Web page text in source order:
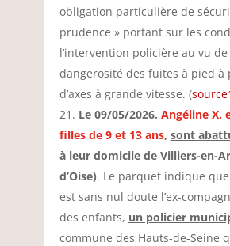
obligation particulière de
prudence » portant sur les
l’intervention policière au vu de
dangerosité des fuites à pied à
d’axes à grande vitesse. (
Le 09/05/2026, Angéline X.
filles de 9 et 13 ans, sont
à leur domicilede Villiers-en-
d’Oise). Le parquet indique
est sans nul doute l’ex-
des enfants, un policier
commune des Hauts-de-Seine